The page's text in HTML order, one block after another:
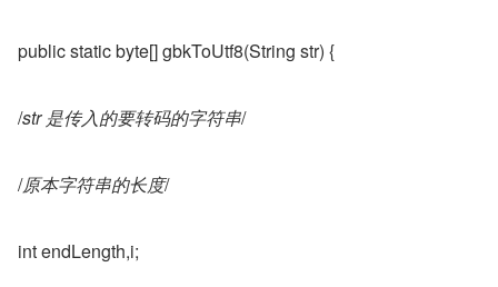
public static byte[] gbkToUtf8(String str) {
/str 是传入的要转码的字符串/
/原本字符串的长度/
int endLength,i;